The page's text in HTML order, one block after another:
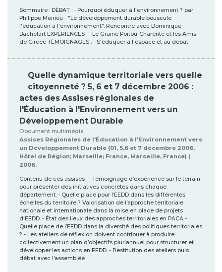
Sommaire : DÉBAT : - Pourquoi éduquer à l'environnement ? par
Philippe Meirieu - "Le développement durable bouscule
l'éducation à l'environnement". Rencontre avec Dominique
Bachelart EXPÉRIENCES : - Le Graine Poitou-Charente et les Amis
de Circée TÉMOIGNAGES : - S'éduquer à l'espace et au débat
Quelle dynamique territoriale vers quelle
citoyenneté ? 5, 6 et 7 décembre 2006 :
actes des Assises régionales de
l'Éducation à l'Environnement vers un
Développement Durable
Document multimédia
Assises Régionales de l'Éducation à l'Environnement vers
un Développement Durable (01, 5,6 et 7 décembre 2006,
Hôtel de Région; Marseille; France, Marseille, France) |
2006.
Contenu de ces assises : - Témoignage d’expérience sur le terrain
pour présenter des initiatives concrètes dans chaque
département. - Quelle place pour l’EEDD dans les différentes
échelles du territoire ? Valorisation de l’approche territoriale
nationale et internationale dans la mise en place de projets
d'EEDD. - État des lieux des approches territoriales en PACA -
Quelle place de l’EEDD dans la diversité des politiques territoriales
? - Les ateliers de réflexion doivent contribuer à produire
collectivement un plan d’objectifs pluriannuel pour structurer et
développer les actions en EEDD. - Restitution des ateliers puis
débat avec l’assemblée